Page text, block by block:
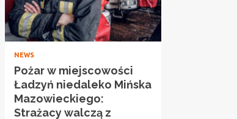
NEWS
Pożar w miejscowości
Ładzyń niedaleko Mińska
Mazowieckiego:
Strażacy walczą z